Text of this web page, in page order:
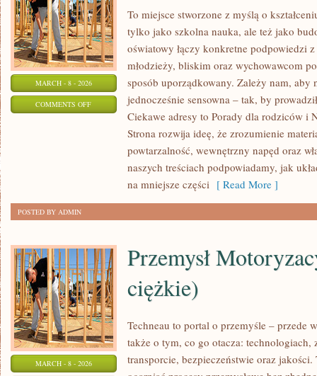
MARCH - 8 - 2026
COMMENTS OFFON
To miejsce stworzone z myślą o
tylko jako szkolna nauka, ale też jako
oświatowy łączy konkretne podpowiedzi
młodzieży, bliskim oraz wychowawcom
sposób uporządkowany. Zależy nam, aby
jednocześnie sensowna – tak, by
Ciekawe adresy to Porady dla rodziców i
Strona rozwija ideę, że zrozumienie
powtarzalność, wewnętrzny napęd oraz
naszych treściach podpowiadamy, jak
na mniejsze części [ Read More ]
POSTED BY ADMIN
MARCH - 8 - 2026
Przemysł
ciężkie)
Techneau to portal o przemyśle – przede
także o tym, co go otacza: technologiach,
transporcie, bezpieczeństwie oraz